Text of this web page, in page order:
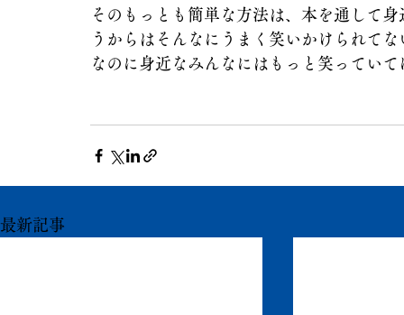
そのもっとも簡単な方法は、本を通して
うからはそんなにうまく笑いかけられてな
なのに身近なみんなにはもっと笑ってい
最新記事